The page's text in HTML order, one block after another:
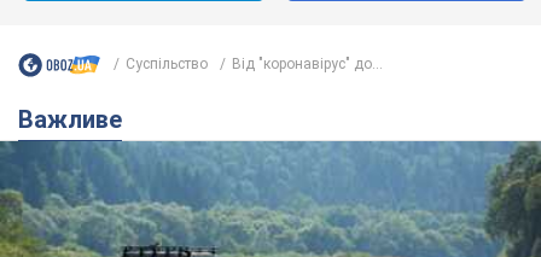
Суспільство Від "коронавірус" до...
Важливе